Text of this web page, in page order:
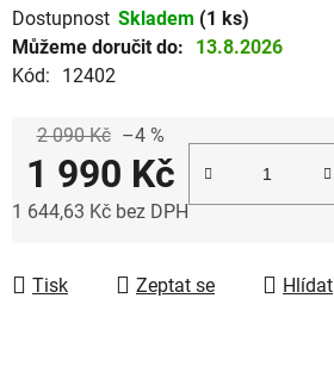
Dostupnost Skladem (1 ks)
Můžeme doručit do:
13.8.2026
Kód:
12402
2 090 Kč –4 %
1 990 Kč
1 644,63 Kč bez DPH
Tisk Zeptat se Hlídat